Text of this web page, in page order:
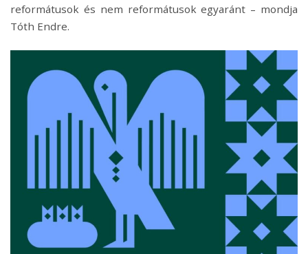
reformátusok és nem reformátusok egyaránt – mondja
Tóth Endre.